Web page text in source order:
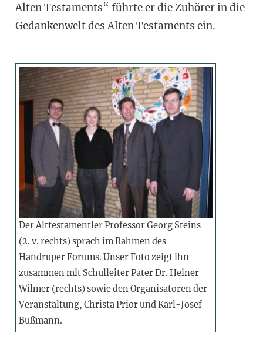
Alten Testaments“ führte er die Zuhörer in die
Gedankenwelt des Alten Testaments ein.
Der Alttestamentler Professor Georg Steins
(2. v. rechts) sprach im Rahmen des
Handruper Forums. Unser Foto zeigt ihn
zusammen mit Schulleiter Pater Dr. Heiner
Wilmer (rechts) sowie den Organisatoren der
Veranstaltung, Christa Prior und Karl-Josef
Bußmann.